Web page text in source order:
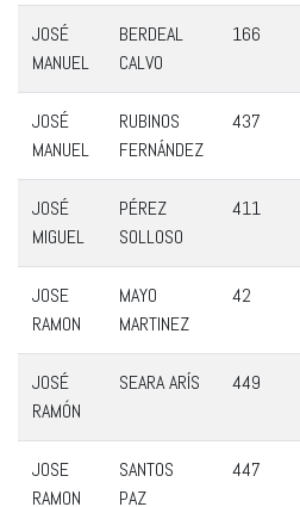
JOSÉ
MANUEL
BERDEAL
CALVO
166
JOSÉ
MANUEL
RUBINOS
FERNÁNDEZ
437
JOSÉ
MIGUEL
PÉREZ
SOLLOSO
411
JOSE
RAMON
MAYO
MARTINEZ
42
JOSÉ
RAMÓN
SEARA ARÍS 449
JOSE
RAMON
SANTOS
PAZ
447